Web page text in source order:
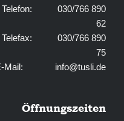
Telefon: 030/766 890
62
Telefax: 030/766 890
75
Mail: info@tusli.de
Öffnungszeiten